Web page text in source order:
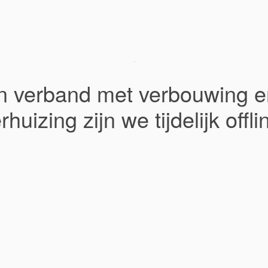
verband met verbouwing
zijn we tijdelijk